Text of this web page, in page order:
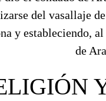
del vasallaje de
y estableciendo,
de